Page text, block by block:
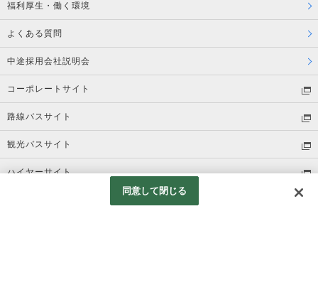
福利厚生・働く環境
よくある質問
中途採用会社説明会
コーポレートサイト
路線バスサイト
観光バスサイト
ハイヤーサイト
同意して閉じる